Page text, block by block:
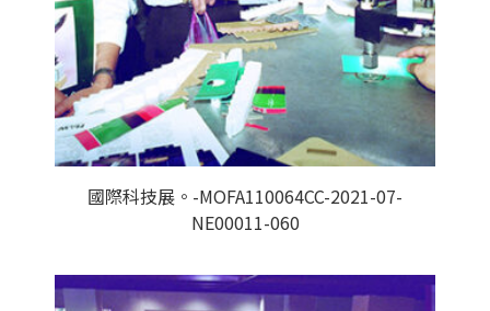
國際科技展。-MOFA110064CC-2021-07-
NE00011-060